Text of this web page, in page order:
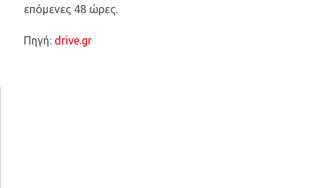
επόμενες 48 ώρες.
Πηγή: drive.gr